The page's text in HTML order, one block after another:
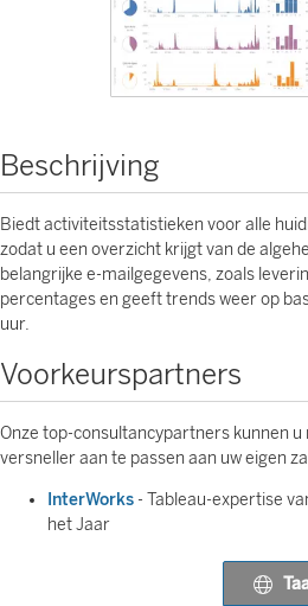
Beschrijving
Biedt activiteitsstatistieken voor alle
zodat u een overzicht krijgt van de
belangrijke e-mailgegevens, zoals
percentages en geeft trends weer op
uur.
Voorkeurspartners
Onze top-consultancypartners kunnen u
versneller aan te passen aan uw eigen
InterWorks - Tableau-expertise
het Jaar